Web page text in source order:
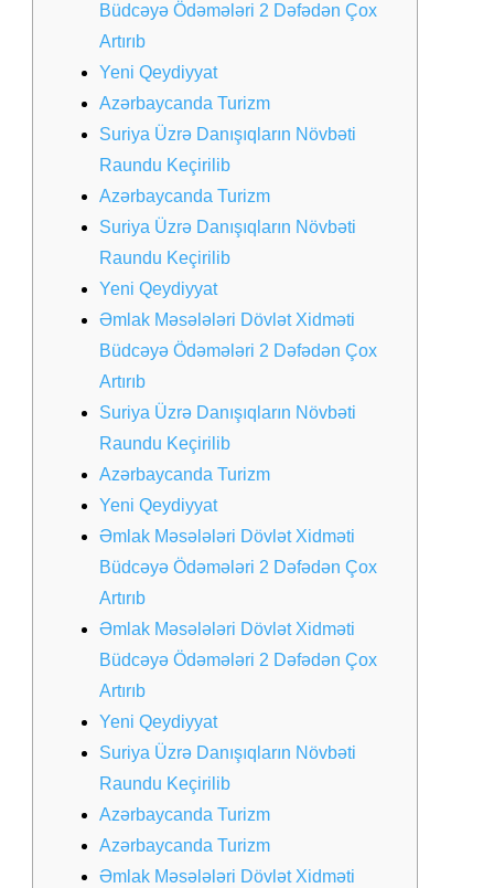
Büdcəyə Ödəmələri 2 Dəfədən Çox
Artırıb
Yeni Qeydiyyat
Azərbaycanda Turizm
Suriya Üzrə Danışıqların Növbəti
Raundu Keçirilib
Azərbaycanda Turizm
Suriya Üzrə Danışıqların Növbəti
Raundu Keçirilib
Yeni Qeydiyyat
Əmlak Məsələləri Dövlət Xidməti
Büdcəyə Ödəmələri 2 Dəfədən Çox
Artırıb
Suriya Üzrə Danışıqların Növbəti
Raundu Keçirilib
Azərbaycanda Turizm
Yeni Qeydiyyat
Əmlak Məsələləri Dövlət Xidməti
Büdcəyə Ödəmələri 2 Dəfədən Çox
Artırıb
Əmlak Məsələləri Dövlət Xidməti
Büdcəyə Ödəmələri 2 Dəfədən Çox
Artırıb
Yeni Qeydiyyat
Suriya Üzrə Danışıqların Növbəti
Raundu Keçirilib
Azərbaycanda Turizm
Azərbaycanda Turizm
Əmlak Məsələləri Dövlət Xidməti